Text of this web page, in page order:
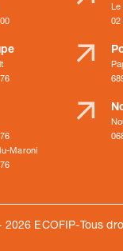
Maroni
Le
02
ECOFIP-Tous